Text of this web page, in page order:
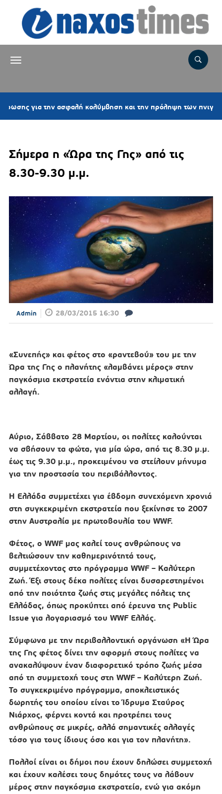
την ασφαλή κολύμβηση και την πρόληψη των πνιγμών
Σήμερα η «Ώρα της Γης» από τις
8.30-9.30 μ.μ.
Admin 28/03/2015 16:30
«Συνεπής» και φέτος στο «ραντεβού» του με την
Ώρα της Γης ο πλανήτης «λαμβάνει μέρος» στην
παγκόσμια εκστρατεία ενάντια στην κλιματική
αλλαγή.
Αύριο, Σάββατο 28 Μαρτίου, οι πολίτες καλούνται
να σβήσουν τα φώτα, για μία ώρα, από τις 8.30 μ.μ.
έως τις 9.30 μ.μ., προκειμένου να στείλουν μήνυμα
για την προστασία του περιβάλλοντος.
Η Ελλάδα συμμετέχει για έβδομη συνεχόμενη χρονιά
στη συγκεκριμένη εκστρατεία που ξεκίνησε το 2007
στην Αυστραλία με πρωτοβουλία του WWF.
Φέτος, ο WWF μας καλεί τους ανθρώπους να
βελτιώσουν την καθημερινότητά τους,
συμμετέχοντας στο πρόγραμμα WWF – Καλύτερη
Ζωή. Έξι στους δέκα πολίτες είναι δυσαρεστημένοι
από την ποιότητα ζωής στις μεγάλες πόλεις της
Ελλάδας, όπως προκύπτει από έρευνα της Public
Issue για λογαριασμό του WWF Ελλάς.
Σύμφωνα με την περιβαλλοντική οργάνωση «Η Ώρα
της Γης φέτος δίνει την αφορμή στους πολίτες να
ανακαλύψουν έναν διαφορετικό τρόπο ζωής μέσα
από τη συμμετοχή τους στη WWF – Καλύτερη Ζωή.
Το συγκεκριμένο πρόγραμμα, αποκλειστικός
δωρητής του οποίου είναι το Ίδρυμα Σταύρος
Νιάρχος, φέρνει κοντά και προτρέπει τους
ανθρώπους σε μικρές, αλλά σημαντικές αλλαγές
τόσο για τους ίδιους όσο και για τον πλανήτη».
Πολλοί είναι οι δήμοι που έχουν δηλώσει συμμετοχή
και έχουν καλέσει τους δημότες τους να λάβουν
μέρος στην παγκόσμια εκστρατεία, ενώ για ακόμη